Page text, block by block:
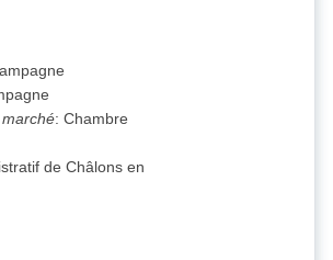
:Chambre
de Châlons en